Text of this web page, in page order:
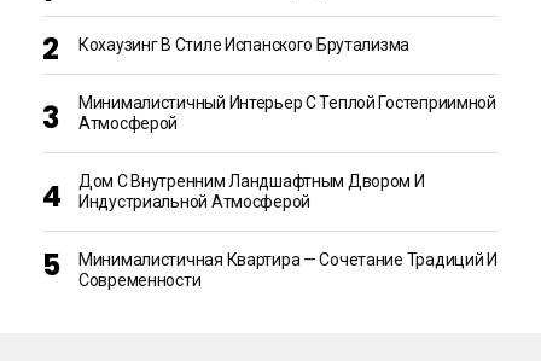
Кохаузинг В Стиле Испанского Брутализма
Минималистичный Интерьер С Теплой Гостеприимной
Атмосферой
Дом С Внутренним Ландшафтным Двором И
Индустриальной Атмосферой
Минималистичная Квартира — Сочетание Традиций И
Современности